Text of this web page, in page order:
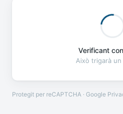
Verificant
Això trigarà
Protegit per reCAPTCHA · Google